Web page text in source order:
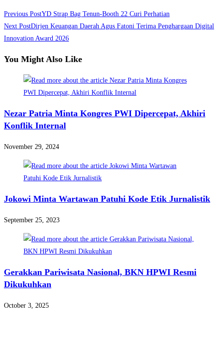
Read
more
articles
Previous PostYD Strap Bag Tenun-Booth 22 Curi Perhatian
Next PostDirjen Keuangan Daerah Agus Fatoni Terima Penghargaan Digital
Innovation Award 2026
You Might Also Like
Nezar Patria Minta Kongres PWI Dipercepat, Akhiri
Konflik Internal
November 29, 2024
Jokowi Minta Wartawan Patuhi Kode Etik Jurnalistik
September 25, 2023
Gerakkan Pariwisata Nasional, BKN HPWI Resmi
Dikukuhkan
October 3, 2025